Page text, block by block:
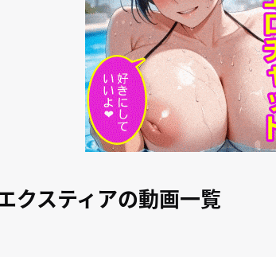
クスティアの動画一覧